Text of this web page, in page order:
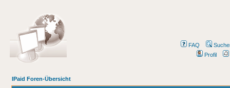
FAQ
Profil
IPaid Foren-Übersicht